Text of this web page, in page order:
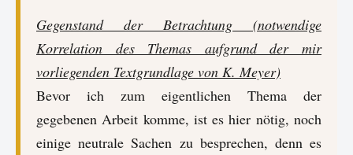
Gegenstand der Betrachtung (notwendige
Korrelation des Themas aufgrund der mir
vorliegenden Textgrundlage von K. Meyer)
Bevor ich zum eigentlichen Thema der
gegebenen Arbeit komme, ist es hier nötig, noch
einige neutrale Sachen zu besprechen, denn es